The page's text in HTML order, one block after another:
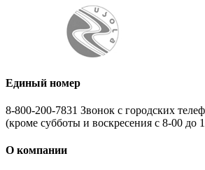
Единый номер
8-800-200-7831 Звонок с городских
(кроме субботы и воскресения с 8-00 до
О компании